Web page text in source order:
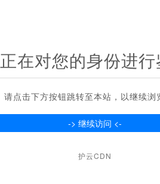
正在对您的身份进行
请点击下方按钮跳转至本站，以继续浏
护云CDN